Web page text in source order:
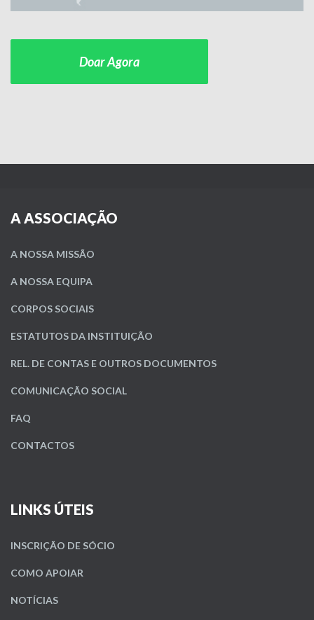
Doar Agora
A ASSOCIAÇÃO
A NOSSA MISSÃO
A NOSSA EQUIPA
CORPOS SOCIAIS
ESTATUTOS DA INSTITUIÇÃO
REL. DE CONTAS E OUTROS DOCUMENTOS
COMUNICAÇÃO SOCIAL
FAQ
CONTACTOS
LINKS ÚTEIS
INSCRIÇÃO DE SÓCIO
COMO APOIAR
NOTÍCIAS